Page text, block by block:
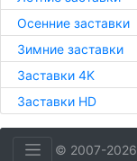
Осенние заставки
Зимние заставки
Заставки 4K
Заставки HD
© 2007-